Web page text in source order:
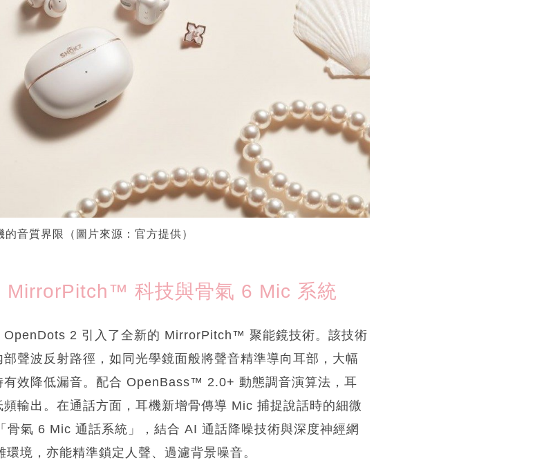
音質界限（圖片來源：官方提供）
MirrorPitch™ 科技與骨氣 6 Mic 系統
OpenDots 2 引入了全新的 MirrorPitch™ 聚能鏡技術。該技術
聲波反射路徑，如同光學鏡面般將聲音精準導向耳部，大幅
有效降低漏音。配合 OpenBass™ 2.0+ 動態調音演算法，耳
輸出。在通話方面，耳機新增骨傳導 Mic 捕捉說話時的細微
骨氣 6 Mic 通話系統」，結合 AI 通話降噪技術與深度神經網
境，亦能精準鎖定人聲、過濾背景噪音。